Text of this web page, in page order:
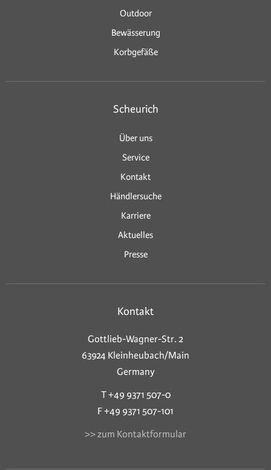
Outdoor
Bewässerung
Korbgefäße
Scheurich
Über uns
Service
Kontakt
Händlersuche
Karriere
Aktuelles
Presse
Kontakt
Gottlieb-Wagner-Str. 2
63924 Kleinheubach/Main
Germany
T +49 9371 507-0
F +49 9371 507-101
>> zum Kontaktformular